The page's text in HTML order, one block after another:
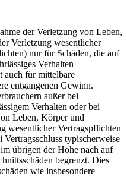
der Verletzung von Leben,
Verletzung wesentlicher
nur für Schäden, die auf
Verhalten
auch für mittelbare
entgangenen Gewinn.
außer bei
Verhalten oder bei
Leben, Körper und
wesentlicher Vertragspflichten
typischerweise
übrigen der Höhe nach auf
begrenzt. Dies
wie insbesondere